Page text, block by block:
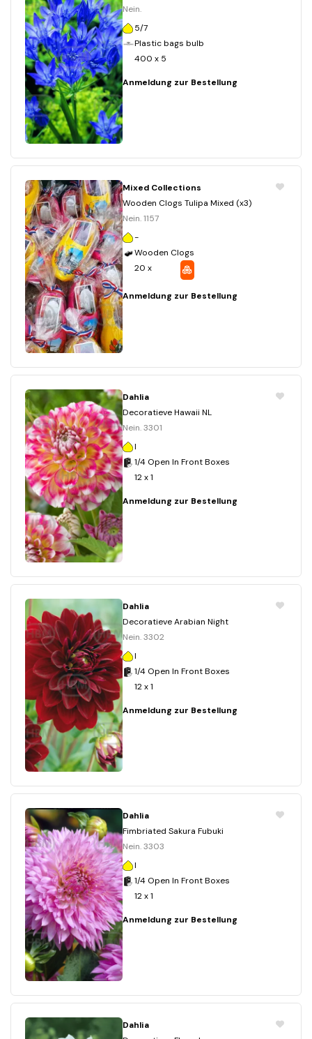
Nein.
5/7
Plastic bags bulb
400 x 5
Anmeldung zur Bestellung
Mixed Collections
Wooden Clogs Tulipa Mixed (x3)
Nein. 1157
-
Wooden Clogs
20 x
Anmeldung zur Bestellung
Dahlia
Decoratieve Hawaii NL
Nein. 3301
I
1/4 Open In Front Boxes
12 x 1
Anmeldung zur Bestellung
Dahlia
Decoratieve Arabian Night
Nein. 3302
I
1/4 Open In Front Boxes
12 x 1
Anmeldung zur Bestellung
Dahlia
Fimbriated Sakura Fubuki
Nein. 3303
I
1/4 Open In Front Boxes
12 x 1
Anmeldung zur Bestellung
Dahlia